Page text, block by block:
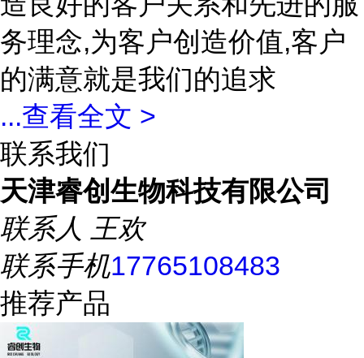
务理念,为客户创造价值,客户
的满意就是我们的追求
...查看全文 >
联系我们
天津睿创生物科技有限公司
联系人 王欢
联系手机17765108483
推荐产品